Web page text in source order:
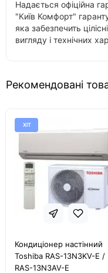
Надається офіційна
"Київ Комфорт"
яка забезпечить
вигляду і технічних
Рекомендовані
ХІТ
Кондиціонер настінний
Toshiba RAS-13N3KV-E /
RAS-13N3AV-E